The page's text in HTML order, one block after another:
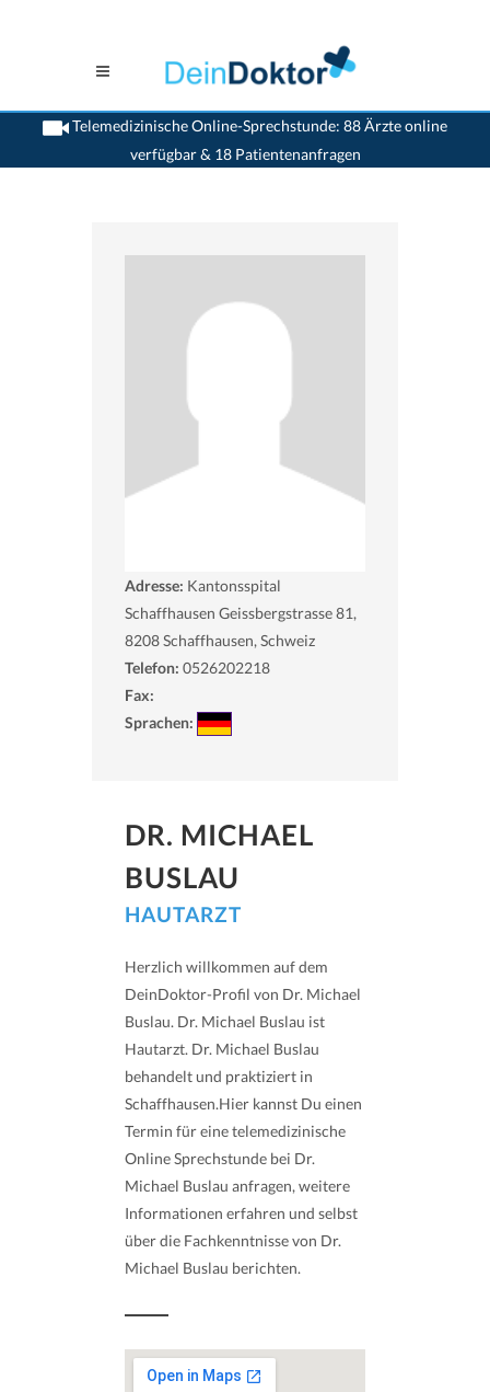
Telemedizinische Online-Sprechstunde: 88 Ärzte online
verfügbar & 18 Patientenanfragen
>Hautaerzte>Schaffhausen>Dr. Michael Buslau>Termin mit Dr. Michael Buslau
Adresse: Kantonsspital
Schaffhausen Geissbergstrasse 81,
8208Schaffhausen, Schweiz
Telefon: 0526202218
Fax:
Sprachen:
DR. MICHAEL
BUSLAU
HAUTARZT
Herzlich willkommen auf dem
DeinDoktor-Profil von Dr. Michael
Buslau. Dr. Michael Buslau ist
Hautarzt. Dr. Michael Buslau
behandelt und praktiziert in
Schaffhausen.Hier kannst Du einen
Termin für eine telemedizinische
Online Sprechstunde bei Dr.
Michael Buslau anfragen, weitere
Informationen erfahren und selbst
über die Fachkenntnisse von Dr.
Michael Buslau berichten.